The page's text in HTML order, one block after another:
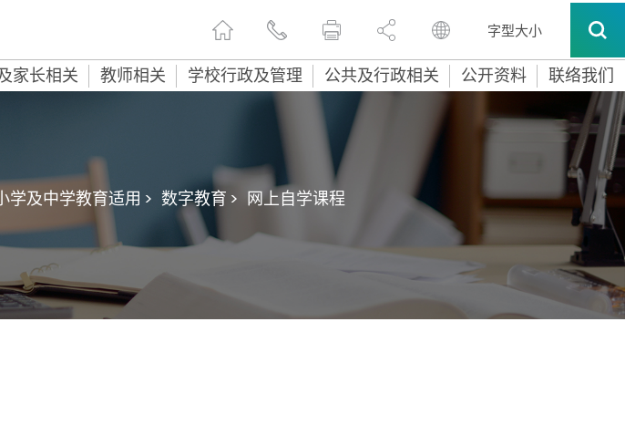
字型大小
家长相关 教师相关 学校行政及管理 公共及行政相关 公开资料 联络我们
学及中学教育适用 > 数字教育 > 网上自学课程